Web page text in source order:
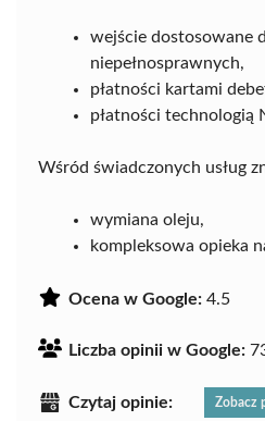
wejście dostosowane
niepełnosprawnych,
płatności kartami
płatności technologią
Wśród świadczonych usług
wymiana oleju,
kompleksowa opieka
Ocena w Google: 4.5
Liczba opinii w Google:
Czytaj opinie: Zobacz